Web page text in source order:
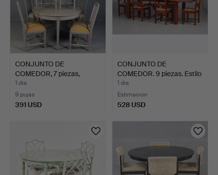
CONJUNTO DE
COMEDOR, 7 piezas,
finales del…
1 día
9 pujas
391 USD
CONJUNTO DE
COMEDOR. 9 piezas. Estilo
rúst…
1 día
Estimación
528 USD